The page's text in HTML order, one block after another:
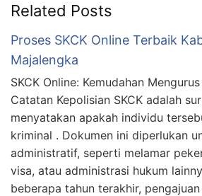
Related Posts
Proses SKCK Online Terbaik
Majalengka
SKCK Online: Kemudahan
Catatan Kepolisian SKCK adalah
menyatakan apakah individu
kriminal . Dokumen ini diperlukan
administratif, seperti melamar
visa, atau administrasi hukum
beberapa tahun terakhir,